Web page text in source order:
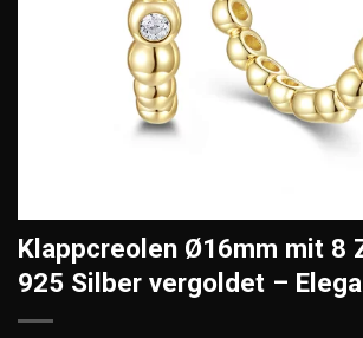
Klappcreolen Ø16mm mit 8
925 Silber vergoldet –